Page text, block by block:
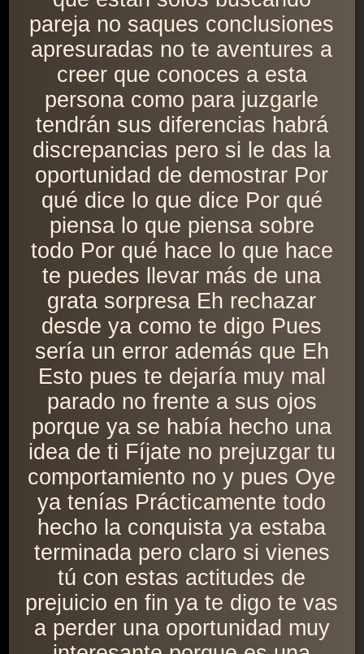
pareja no saques conclusiones
apresuradas no te aventures a
creer que conoces a esta
persona como para juzgarle
tendrán sus diferencias habrá
discrepancias pero si le das la
oportunidad de demostrar Por
qué dice lo que dice Por qué
piensa lo que piensa sobre
todo Por qué hace lo que hace
te puedes llevar más de una
grata sorpresa Eh rechazar
desde ya como te digo Pues
sería un error además que Eh
Esto pues te dejaría muy mal
parado no frente a sus ojos
porque ya se había hecho una
idea de ti Fíjate no prejuzgar tu
comportamiento no y pues Oye
ya tenías Prácticamente todo
hecho la conquista ya estaba
terminada pero claro si vienes
tú con estas actitudes de
prejuicio en fin ya te digo te vas
a perder una oportunidad muy